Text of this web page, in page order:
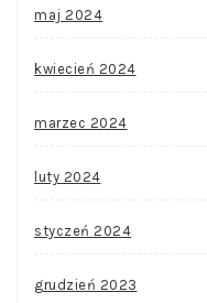
maj 2024
kwiecień 2024
marzec 2024
luty 2024
styczeń 2024
grudzień 2023